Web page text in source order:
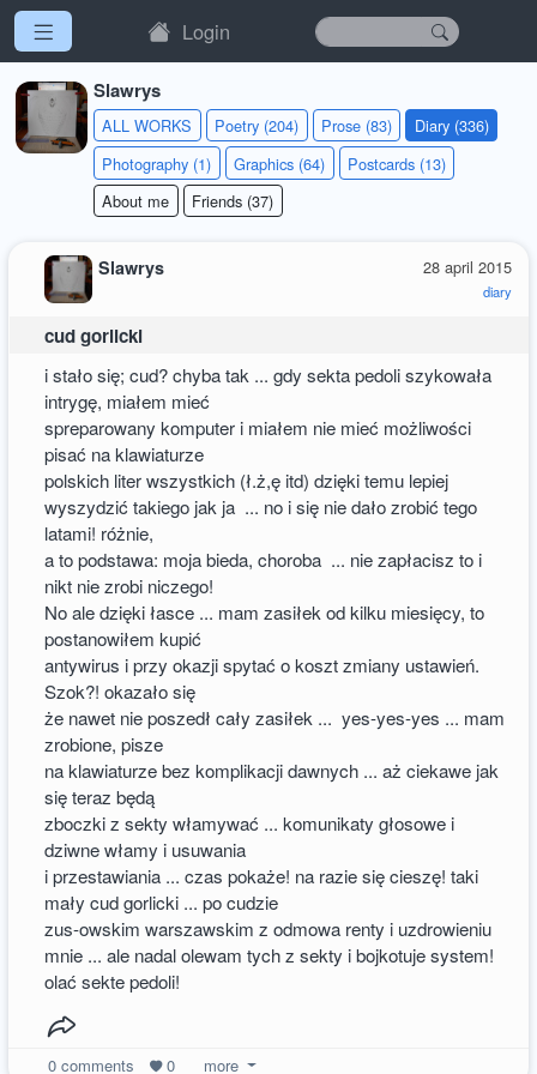
Login
Slawrys
ALL WORKS Poetry (204) Prose (83)
Diary (336)
Photography (1)
Graphics (64)
Postcards (13)
About me
Friends (37)
28 april 2015
diary
Slawrys
cud gorlicki
i stało się; cud? chyba tak ... gdy sekta pedoli szykowała
intrygę, miałem mieć
spreparowany komputer i miałem nie mieć możliwości
pisać na klawiaturze
polskich liter wszystkich (ł.ż,ę itd) dzięki temu lepiej
wyszydzić takiego jak ja ... no i się nie dało zrobić tego
latami! różnie,
a to podstawa: moja bieda, choroba ... nie zapłacisz to i
nikt nie zrobi niczego!
No ale dzięki łasce ... mam zasiłek od kilku miesięcy, to
postanowiłem kupić
antywirus i przy okazji spytać o koszt zmiany ustawień.
Szok?! okazało się
że nawet nie poszedł cały zasiłek ... yes-yes-yes ... mam
zrobione, pisze
na klawiaturze bez komplikacji dawnych ... aż ciekawe jak
się teraz będą
zboczki z sekty włamywać ... komunikaty głosowe i
dziwne włamy i usuwania
i przestawiania ... czas pokaże! na razie się cieszę! taki
mały cud gorlicki ... po cudzie
zus-owskim warszawskim z odmowa renty i uzdrowieniu
mnie ... ale nadal olewam tych z sekty i bojkotuje system!
olać sekte pedoli!
0comments 0 more